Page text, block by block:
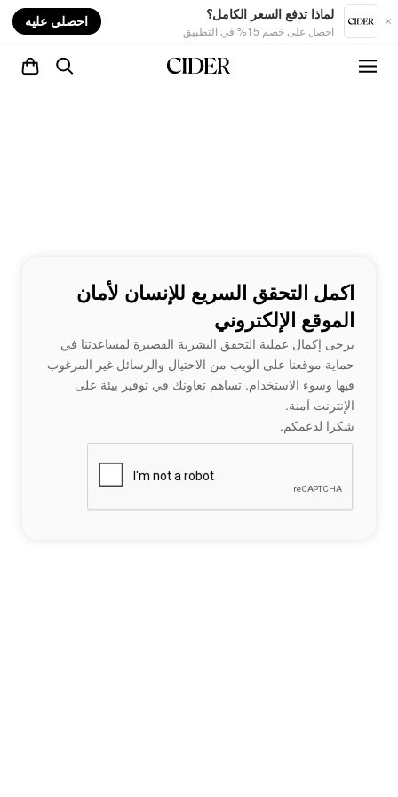
لماذا تدفع السعر الكامل؟
احصل على خصم 15% في التطبيق
احصلي عليه
اكمل التحقق السريع للإنسان لأمان
الموقع الإلكتروني
يرجى إكمال عملية التحقق البشرية القصيرة لمساعدتنا في
حماية موقعنا على الويب من الاحتيال والرسائل غير المرغوب
فيها وسوء الاستخدام. تساهم تعاونك في توفير بيئة على
الإنترنت آمنة.
شكرا لدعمكم.